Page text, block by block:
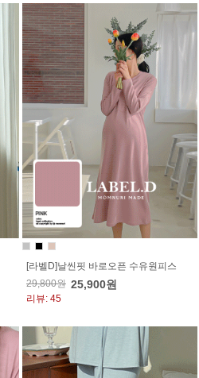
[라벨D]날씬핏 바로오픈 수유원피스
29,800원 25,900원
리뷰: 45